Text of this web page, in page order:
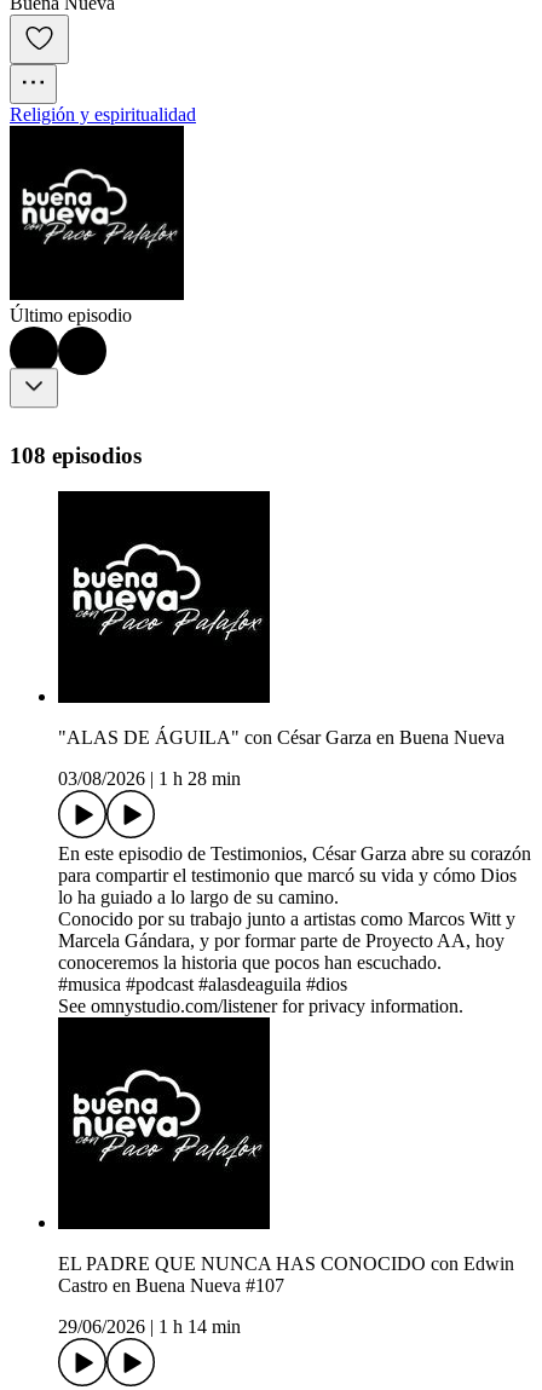
Religión y espiritualidad
Último episodio
108 episodios
"ALAS DE ÁGUILA" con César Garza en Buena Nueva
03/08/2026
1 h 28 min
En este episodio de Testimonios, César Garza abre su corazón
para compartir el testimonio que marcó su vida y cómo Dios
lo ha guiado a lo largo de su camino.
Conocido por su trabajo junto a artistas como Marcos Witt y
Marcela Gándara, y por formar parte de Proyecto AA, hoy
conoceremos la historia que pocos han escuchado.
#musica #podcast #alasdeaguila #dios
See omnystudio.com/listener for privacy information.
EL PADRE QUE NUNCA HAS CONOCIDO con Edwin
Castro en Buena Nueva #107
29/06/2026
1 h 14 min